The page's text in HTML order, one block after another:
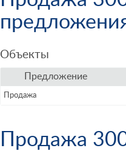
Объекты
Предложение
Продажа
Продажа